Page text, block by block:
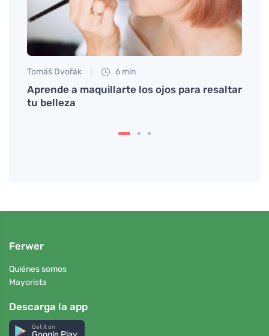
Tomáš Dvořák 6 min
Aprende a maquillarte los ojos para resaltar
tu belleza
Ferwer
Quiénes somos
Mayorista
Descarga la app
Get it on